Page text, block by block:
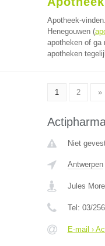
Apotheek-
Henegouwen (
apotheken of ga
apotheken
1 2 »
Niet
Antwerpen
Jules
Tel: 03/
E-mail ›